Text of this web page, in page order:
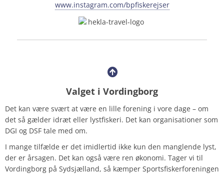
www.instagram.com/bpfiskerejser
Valget i Vordingborg
Det kan være svært at være en lille forening i vore dage – om
det så gælder idræt eller lystfiskeri. Det kan organisationer som
DGI og DSF tale med om.
I mange tilfælde er det imidlertid ikke kun den manglende lyst,
der er årsagen. Det kan også være ren økonomi. Tager vi til
Vordingborg på Sydsjælland, så kæmper Sportsfiskerforeningen